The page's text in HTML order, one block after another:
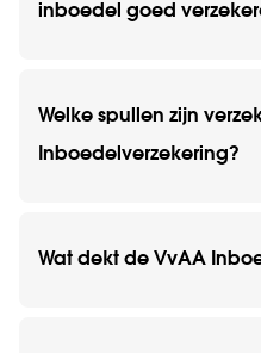
inboedel goed
Welke spullen zijn
Inboedelverzekering?
Wat dekt de VvAA